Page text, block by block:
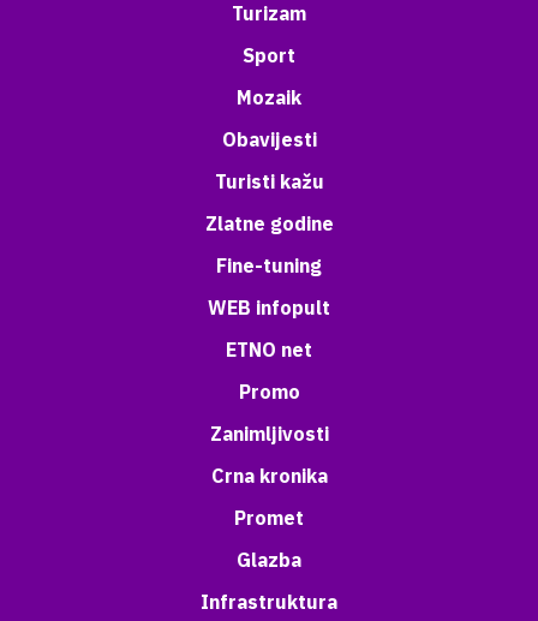
Turizam
Sport
Mozaik
Obavijesti
Turisti kažu
Zlatne godine
Fine-tuning
WEB infopult
ETNO net
Promo
Zanimljivosti
Crna kronika
Promet
Glazba
Infrastruktura